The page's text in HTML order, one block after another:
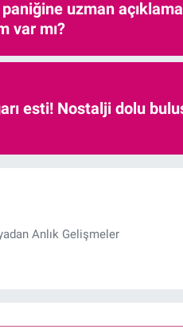
uzman
var mı?
esti! Nostalji dolu
Anlık Gelişmeler